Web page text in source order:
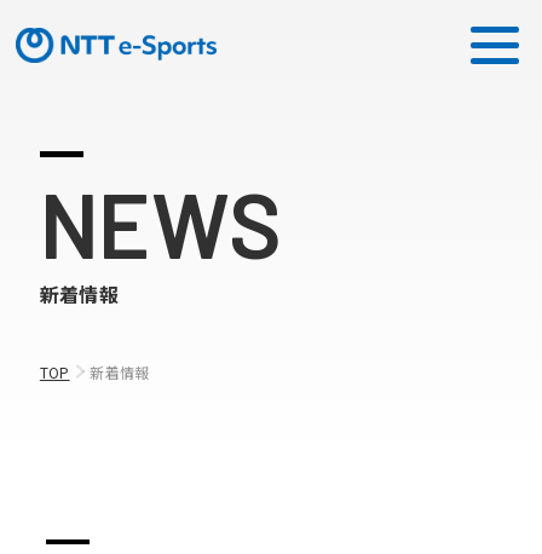
ミッション
ソリューション
ピックアップ
ニュース
NEWS
新着情報
TOP 新着情報